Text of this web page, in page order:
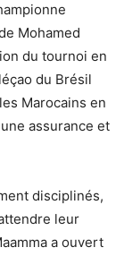
Mohamed
du tournoi en
du Brésil
Marocains en
assurance et
disciplinés,
leur
a ouvert